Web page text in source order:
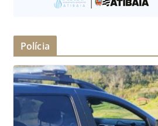
Polícia